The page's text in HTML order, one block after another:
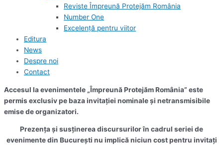
Reviste Împreună Protejăm România
Number One
Excelență pentru viitor
Editura
News
Despre noi
Contact
Accesul la evenimentele „Împreună Protejăm România” este
permis exclusiv pe baza invitației nominale și netransmisibile
emise de organizatori.
Prezența și susținerea discursurilor în cadrul seriei de
evenimente din București nu implică niciun cost pentru invitați